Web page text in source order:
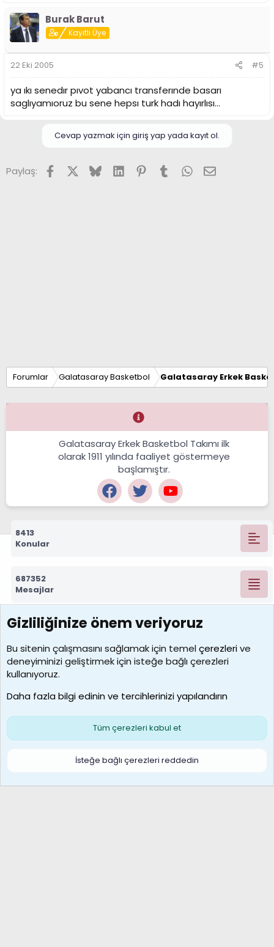
Burak Barut
Kayıtlı Üye
22 Eki 2005 #5
ya ıkı senedır pıvot yabancı transferınde basarı
saglıyamıoruz bu sene hepsı turk hadı hayırlısı...
Cevap yazmak için giriş yap yada kayıt ol.
Paylaş: FacebookX (Twitter)
BlueskyLinkedInPinterest
TumblrWhatsApp
E-posta
Forumlar Galatasaray Basketbol Galatasaray Erkek
Galatasaray Erkek Basketbol Takımı ilk
olarak 1911 yılında faaliyet göstermeye
başlamıştır.
8413
Konular
687352
Mesajlar
7392
Kullanıcılar
MosesBrownHayranı
Son üye
Çerezler
S
Gizliliğinize önem veriyoruz
Bu sitenin çalışmasını sağlamak için temelçerezlerive
deneyiminizi geliştirmek için isteğe bağlı çerezleri
kullanıyoruz.
Daha fazla bilgi edinin ve tercihlerinizi yapılandırın
Tüm çerezleri kabul et
İsteğe bağlı çerezleri reddedin